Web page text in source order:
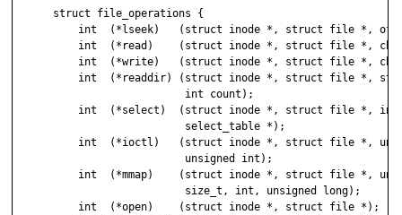
      struct file_operations {
int  (*lseek)   (struct inode *, struct file *,
int  (*read)    (struct inode *, struct file *,
int  (*write)   (struct inode *, struct file *,
int  (*readdir) (struct inode *, struct file *,
                           int count);
int  (*select)  (struct inode *, struct file *,
                           select_table *);
int  (*ioctl)   (struct inode *, struct file *,
                           unsigned int);
int  (*mmap)    (struct inode *, struct file *,
                           size_t, int, unsigned long);
          int  (*open)    (struct inode *, struct file *);